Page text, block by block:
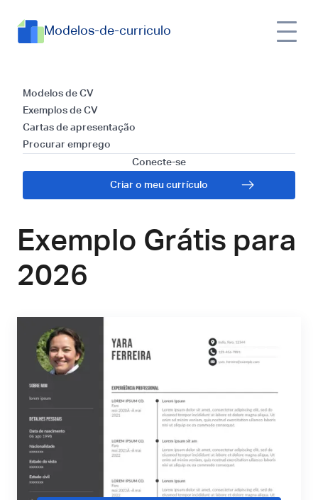
Modelos-de-curriculo
Modelos de CV
Exemplos de CV
Cartas de apresentação
Procurar emprego
Conecte-se
Criar o meu currículo
Currículos para
Consultor de
Sustentabilidade
Empresarial: Dicas e
Exemplo Grátis para
2026